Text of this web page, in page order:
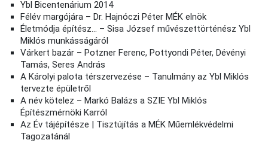
Ybl Bicentenárium 2014
Félév margójára – Dr. Hajnóczi Péter MÉK elnök
Életmódja építész... – Sisa József művészettörténész Ybl
Miklós munkásságáról
Várkert bazár – Potzner Ferenc, Pottyondi Péter, Dévényi
Tamás, Seres András
A Károlyi palota térszervezése – Tanulmány az Ybl Miklós
tervezte épületről
A név kötelez – Markó Balázs a SZIE Ybl Miklós
Építészmérnöki Karról
Az Év tájépítésze | Tisztújítás a MÉK Műemlékvédelmi
Tagozatánál